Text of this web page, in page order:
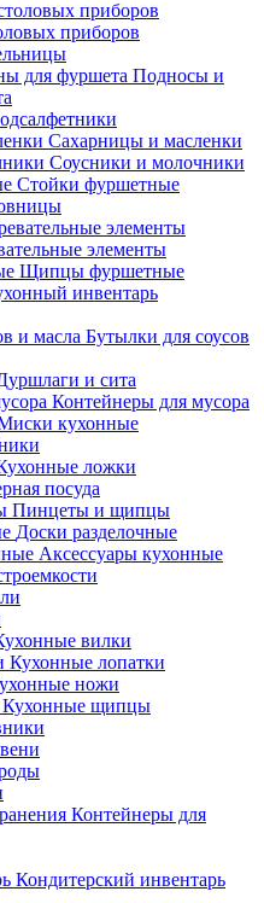
приборов
Подносы и
Сахарницы и масленки
Соусники и молочники
Стойки фуршетные
элементы
Щипцы фуршетные
инвентарь
Бутылки для соусов
и сита
Контейнеры для мусора
кухонные
ложки
посуда
Пинцеты и щипцы
Доски разделочные
Аксессуары кухонные
вилки
Кухонные лопатки
ножи
Кухонные щипцы
Контейнеры для
Кондитерский инвентарь